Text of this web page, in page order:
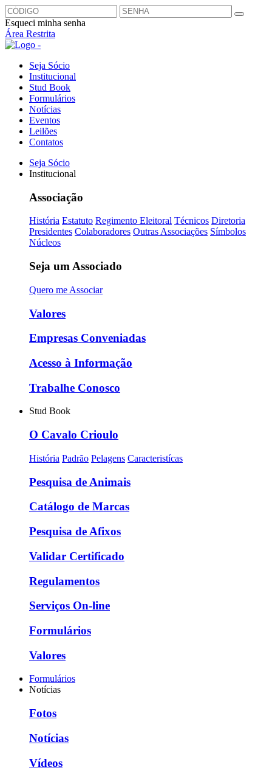
Esqueci minha senha
Área Restrita
Seja Sócio
Institucional
Stud Book
Formulários
Notícias
Eventos
Leilões
Contatos
Seja Sócio
Institucional
Associação
História Estatuto Regimento Eleitoral Técnicos Diretoria
Presidentes Colaboradores Outras Associações Símbolos
Núcleos
Seja um Associado
Quero me Associar
Valores
Empresas Conveniadas
Acesso à Informação
Trabalhe Conosco
Stud Book
O Cavalo Crioulo
História Padrão Pelagens Caracteristícas
Pesquisa de Animais
Catálogo de Marcas
Pesquisa de Afixos
Validar Certificado
Regulamentos
Serviços On-line
Formulários
Valores
Formulários
Notícias
Fotos
Notícias
Vídeos